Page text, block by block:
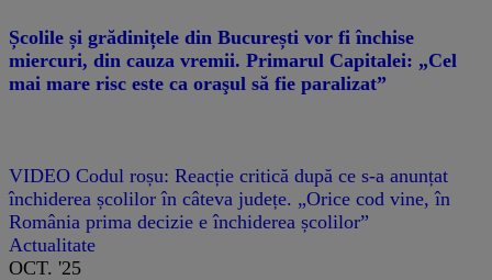
Școlile și grădinițele din București vor fi închise
miercuri, din cauza vremii. Primarul Capitalei: „Cel
mai mare risc este ca oraşul să fie paralizat”
VIDEO Codul roșu: Reacție critică după ce s-a anunțat
închiderea școlilor în câteva județe. „Orice cod vine, în
România prima decizie e închiderea școlilor”
Actualitate
OCT. '25